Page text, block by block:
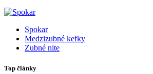
Spokar
Medzizubné kefky
Zubné nite
Top články